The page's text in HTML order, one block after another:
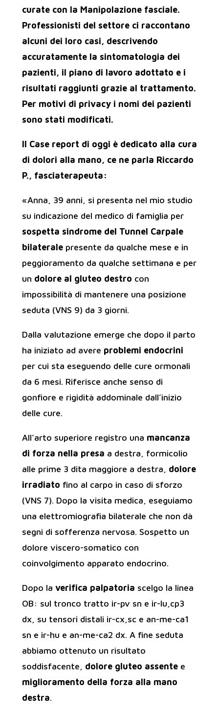
curate con la Manipolazione fasciale.
Professionisti del settore ci raccontano
alcuni dei loro casi, descrivendo
accuratamente la sintomatologia dei
pazienti, il piano di lavoro adottato e i
risultati raggiunti grazie al trattamento.
Per motivi di privacy i nomi dei pazienti
sono stati modificati.
Il Case report di oggi è dedicato alla cura
di dolori alla mano, ce ne parla Riccardo
P., fasciaterapeuta:
«Anna, 39 anni, si presenta nel mio studio
su indicazione del medico di famiglia per
sospetta sindrome del Tunnel Carpale
bilateralepresente da qualche mese e in
peggioramento da qualche settimana e per
un dolore al gluteo destro con
impossibilità di mantenere una posizione
seduta (VNS 9) da 3 giorni.
Dalla valutazione emerge che dopo il parto
ha iniziato ad avere problemi endocrini
per cui sta eseguendo delle cure ormonali
da 6 mesi. Riferisce anche senso di
gonfiore e rigidità addominale dall’inizio
delle cure.
All’arto superiore registro una mancanza
di forza nella presa a destra, formicolio
alle prime 3 dita maggiore a destra, dolore
irradiato fino al carpo in caso di sforzo
(VNS 7). Dopo la visita medica, eseguiamo
una elettromiografia bilaterale che non dà
segni di sofferenza nervosa. Sospetto un
dolore viscero-somatico con
coinvolgimento apparato endocrino.
Dopo la verifica palpatoria scelgo la linea
OB: sul tronco tratto ir-pv sn e ir-lu,cp3
dx, su tensori distali ir-cx,sc e an-me-ca1
sn e ir-hu e an-me-ca2 dx. A fine seduta
abbiamo ottenuto un risultato
soddisfacente, dolore gluteo assentee
miglioramento della forza alla mano
destra.